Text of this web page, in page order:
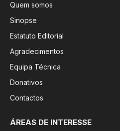
Quem somos
Sinopse
Estatuto Editorial
Agradecimentos
Equipa Técnica
Donativos
Contactos
ÁREAS DE INTERESSE